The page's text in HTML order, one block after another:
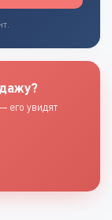
его увидят